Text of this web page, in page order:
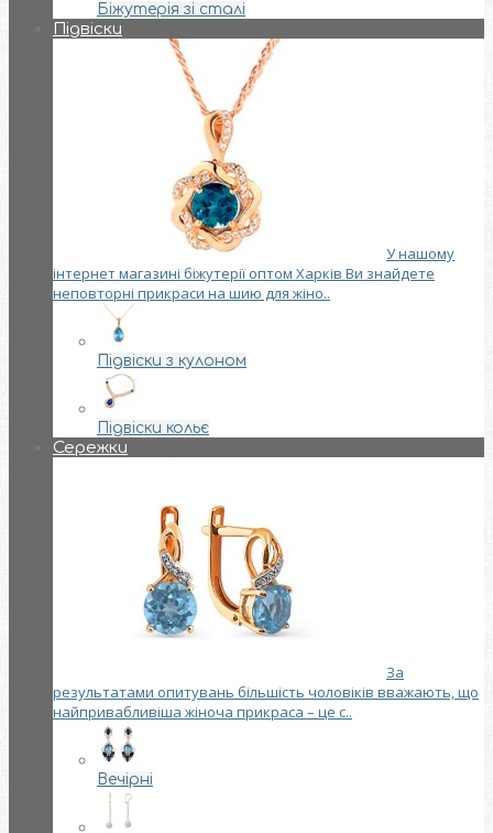
Біжутерія зі сталі
Підвіски
У нашому
інтернет магазині біжутерії оптом Харків Ви знайдете
неповторні прикраси на шию для жіно..
Підвіски з кулоном
Підвіски кольє
Сережки
За
результатами опитувань більшість чоловіків вважають, що
найпривабливіша жіноча прикраса – це с..
Вечірні